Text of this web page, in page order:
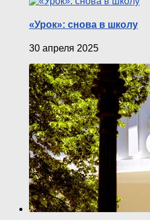
«Урок»: снова в школу
30 апреля 2025